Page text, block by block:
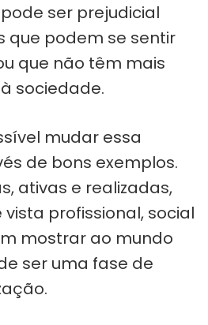
ser prejudicial
que podem se sentir
que não têm mais
sociedade.
mudar essa
de bons exemplos.
ativas e realizadas,
profissional, social
mostrar ao mundo
ser uma fase de